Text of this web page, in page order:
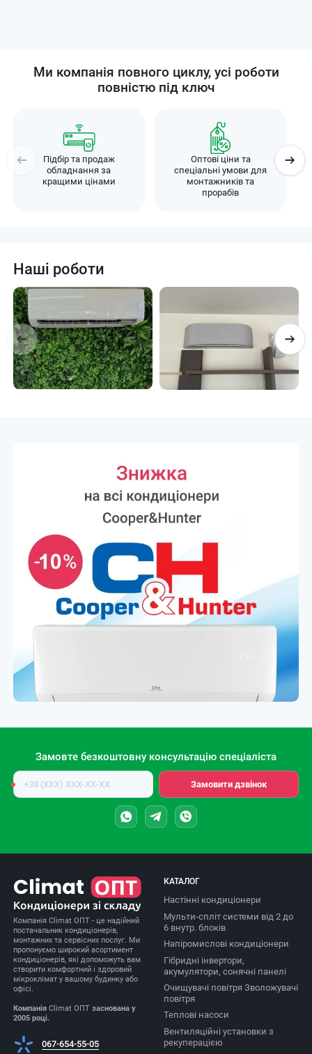
Ми компанія повного циклу, усі роботи
повністю під ключ
Підбір та продаж
обладнання за
кращими цінами
Оптові ціни та
спеціальні умови для
монтажників та
прорабів
Наші роботи
Замовте безкоштовну консультацію спеціаліста
Номер
телефону
Замовити дзвінок
Компанія Climat ОПТ - це надійний
постачальник кондиціонерів,
монтажних та сервісних послуг. Ми
пропонуємо широкий асортимент
кондиціонерів, які допоможуть вам
створити комфортний і здоровий
мікроклімат у вашому будинку або
офісі.
Компанія Climat ОПТзаснована у
2005 році.
067-654-55-05
КАТАЛОГ
Настінні кондиціонери
Мульти-спліт системи від 2 до
6 внутр. блоків
Напіромислові кондиціонери
Гібридні інвертори,
акумулятори, сонячні панелі
Очищувачі повітря Зволожувачі
повітря
Теплові насоси
Вентиляційні установки з
рекуперацією